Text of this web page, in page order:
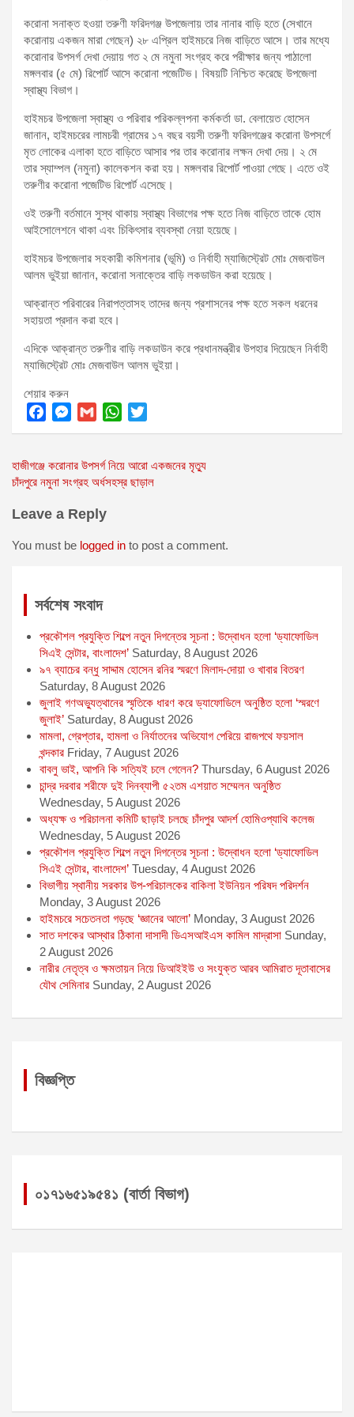
করোনা সনাক্ত হওয়া তরুণী ফরিদগঞ্জ উপজেলায় তার নানার বাড়ি হতে (সেখানে
করোনায় একজন মারা গেছেন) ২৮ এপ্রিল হাইমচরে নিজ বাড়িতে আসে। তার মধ্যে
করোনার উপসর্গ দেখা দেয়ায় গত ২ মে নমুনা সংগ্রহ করে পরীক্ষার জন্য পাঠালো
মঙ্গলবার (৫ মে) রিপোর্ট আসে করোনা পজেটিভ। বিষয়টি নিশ্চিত করেছে উপজেলা
স্বাস্থ্য বিভাগ।
হাইমচর উপজেলা স্বাস্থ্য ও পরিবার পরিকল্লপনা কর্মকর্তা ডা. বেলায়েত হোসেন
জানান, হাইমচরের লামচরী গ্রামের ১৭ বছর বয়সী তরুণী ফরিদগঞ্জের করোনা উপসর্গে
মৃত লোকের এলাকা হতে বাড়িতে আসার পর তার করোনার লক্ষন দেখা দেয়। ২ মে
তার স্যাম্পল (নমুনা) কালেকশন করা হয়। মঙ্গলবার রিপোর্ট পাওয়া গেছে। এতে ওই
তরুণীর করোনা পজেটিভ রিপোর্ট এসেছে।
ওই তরুণী বর্তমানে সুস্থ থাকায় স্বাস্থ্য বিভাগের পক্ষ হতে নিজ বাড়িতে তাকে হোম
আইসোলেশনে থাকা এবং চিকিৎসার ব্যবস্থা নেয়া হয়েছে।
হাইমচর উপজেলার সহকারী কমিশনার (ভূমি) ও নির্বাহী ম্যাজিস্ট্রেট মোঃ মেজবাউল
আলম ভুইয়া জানান, করোনা সনাক্তের বাড়ি লকডাউন করা হয়েছে।
আক্রান্ত পরিবারের নিরাপত্তাসহ তাদের জন্য প্রশাসনের পক্ষ হতে সকল ধরনের
সহায়তা প্রদান করা হবে।
এদিকে আক্রান্ত তরুণীর বাড়ি লকডাউন করে প্রধানমন্ত্রীর উপহার দিয়েছেন নির্বাহী
ম্যাজিস্ট্রেট মোঃ মেজবাউল আলম ভুইয়া।
শেয়ার করুন
F
c
e
o
M
s
s
g
G
a
i
W
a
t
A
p
T
i
t
r
Post
navigation
হাজীগঞ্জে করোনার উপসর্গ নিয়ে আরো একজনের মৃত্যু
চাঁদপুরে নমুনা সংগ্রহ অর্ধসহস্র ছাড়াল
Leave a Reply
You must be logged in to post a comment.
সর্বশেষ সংবাদ
প্রকৌশল প্রযুক্তি শিল্পে নতুন দিগন্তের সূচনা : উদ্বোধন হলো ‘ড্যাফোডিল
সিএই সেন্টার, বাংলাদেশ’ Saturday, 8 August 2026
৯৭ ব্যাচের বন্ধু সাদ্দাম হোসেন রনির স্মরণে মিলাদ-দোয়া ও খাবার বিতরণ
Saturday, 8 August 2026
জুলাই গণঅভ্যুত্থানের স্মৃতিকে ধারণ করে ড্যাফোডিলে অনুষ্ঠিত হলো ‘স্মরণে
জুলাই’ Saturday, 8 August 2026
মামলা, গ্রেপ্তার, হামলা ও নির্যাতনের অভিযোগ পেরিয়ে রাজপথে ফয়সাল
খন্দকার Friday, 7 August 2026
বাবলু ভাই, আপনি কি সত্যিই চলে গেলেন? Thursday, 6 August 2026
চান্দ্র দরবার শরীফে দুই দিনব্যাপী ৫২তম এশয়াত সম্মেলন অনুষ্ঠিত
Wednesday, 5 August 2026
অধ্যক্ষ ও পরিচালনা কমিটি ছাড়াই চলছে চাঁদপুর আদর্শ হোমিওপ্যাথি কলেজ
Wednesday, 5 August 2026
প্রকৌশল প্রযুক্তি শিল্পে নতুন দিগন্তের সূচনা : উদ্বোধন হলো ‘ড্যাফোডিল
সিএই সেন্টার, বাংলাদেশ’ Tuesday, 4 August 2026
বিভাগীয় স্থানীয় সরকার উপ-পরিচালকের বাকিলা ইউনিয়ন পরিষদ পরিদর্শন
Monday, 3 August 2026
হাইমচরে সচেতনতা গড়ছে ‘জ্ঞানের আলো’ Monday, 3 August 2026
সাত দশকের আস্থার ঠিকানা দাসাদী ডিএসআইএস কামিল মাদ্রাসা Sunday,
2 August 2026
নারীর নেতৃত্ব ও ক্ষমতায়ন নিয়ে ডিআইইউ ও সংযুক্ত আরব আমিরাত দূতাবাসের
যৌথ সেমিনার Sunday, 2 August 2026
বিজ্ঞপ্তি
০১৭১৬৫১৯৫৪১ (বার্তা বিভাগ)